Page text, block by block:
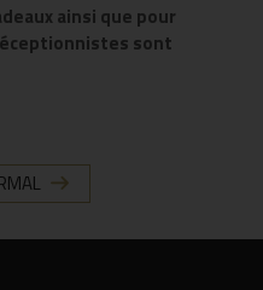
ainsi que pour
sont